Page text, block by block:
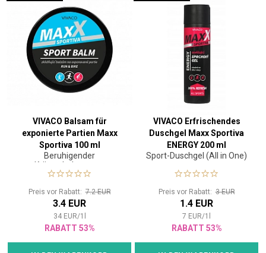
VIVACO Balsam für
exponierte Partien Maxx
Sportiva 100 ml
Beruhigender
Kräuterbalsam zur
Vorbeugung, Behandlung
aufgeriebenen, wunden
oder anderweitig
exponierten Körperpartien.
Preis vor Rabatt:7.2 EUR
3.4 EUR
34 EUR/1
RABATT 53%
VIVACO Erfrischendes
Duschgel Maxx Sportiva
ENERGY 200 ml
Sport-Duschgel (All in One)
Preis vor Rabatt:3 EUR
1.4 EUR
7 EUR/1
RABATT 53%